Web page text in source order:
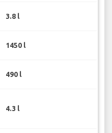
3.8 l
1450 l
490 l
4.3 l